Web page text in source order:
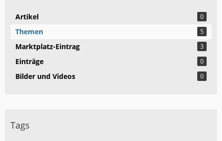
Artikel 0
Themen 5
Marktplatz-Eintrag 3
Einträge 0
Bilder und Videos 0
Tags